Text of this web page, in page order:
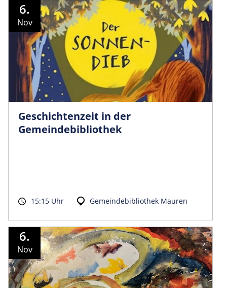
6.
Nov
Geschichtenzeit in der
Gemeindebibliothek
15:15 Uhr Gemeindebibliothek Mauren
6.
Nov